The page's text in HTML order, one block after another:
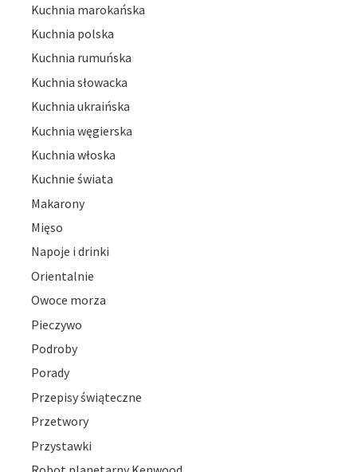
Kuchnia marokańska
Kuchnia polska
Kuchnia rumuńska
Kuchnia słowacka
Kuchnia ukraińska
Kuchnia węgierska
Kuchnia włoska
Kuchnie świata
Makarony
Mięso
Napoje i drinki
Orientalnie
Owoce morza
Pieczywo
Podroby
Porady
Przepisy świąteczne
Przetwory
Przystawki